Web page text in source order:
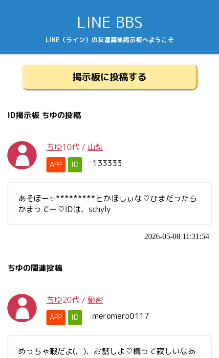
LINE BBS
LINE（ライン）の友達募集掲示板へようこそ
掲示板に投稿する
ID掲示板 ちゆの投稿
ちゆ10代 / 山梨
APP ID 133333
あそぼー✨*********とかほしぃな♡ひまだったら
かまってー♡IDは、schyly
2026-05-08 11:31:54
ちゆの関連投稿
ちゆ20代 / 秘密
APP ID meromero0117
めっちゃ暇だよ(、)、お話しよ♡構って寂しいなあ